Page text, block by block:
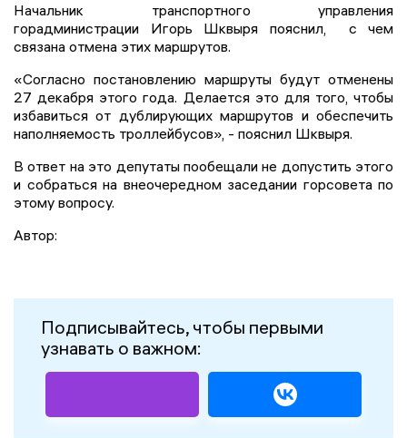
Начальник транспортного управления
горадминистрации Игорь Шквыря пояснил, с чем
связана отмена этих маршрутов.
«Согласно постановлению маршруты будут отменены
27 декабря этого года. Делается это для того, чтобы
избавиться от дублирующих маршрутов и обеспечить
наполняемость троллейбусов», - пояснил Шквыря.
В ответ на это депутаты пообещали не допустить этого
и собраться на внеочередном заседании горсовета по
этому вопросу.
Автор:
Подписывайтесь, чтобы первыми
узнавать о важном: